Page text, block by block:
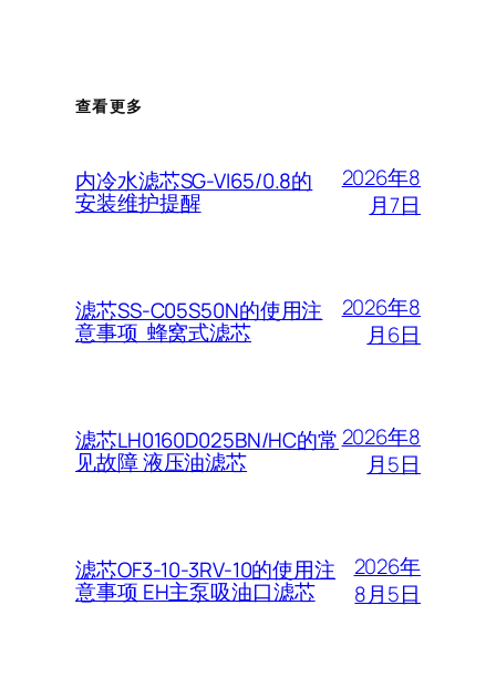
查看更多
内冷水滤芯SG-VI65/0.8的
安装维护提醒
2026年8
月7日
滤芯SS-C05S50N的使用注
意事项 蜂窝式滤芯
2026年8
月6日
滤芯LH0160D025BN/HC的常
见故障 液压油滤芯
2026年8
月5日
滤芯OF3-10-3RV-10的使用注
意事项 EH主泵吸油口滤芯
2026年
8月5日